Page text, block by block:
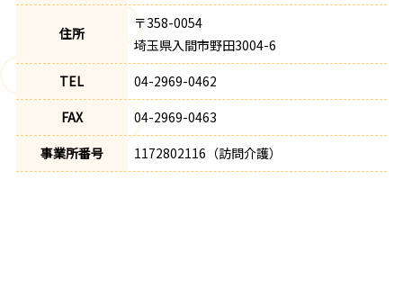
住所
〒358-0054
埼玉県入間市野田3004-6
TEL
04-2969-0462
FAX
04-2969-0463
事業所番号
1172802116（訪問介護）